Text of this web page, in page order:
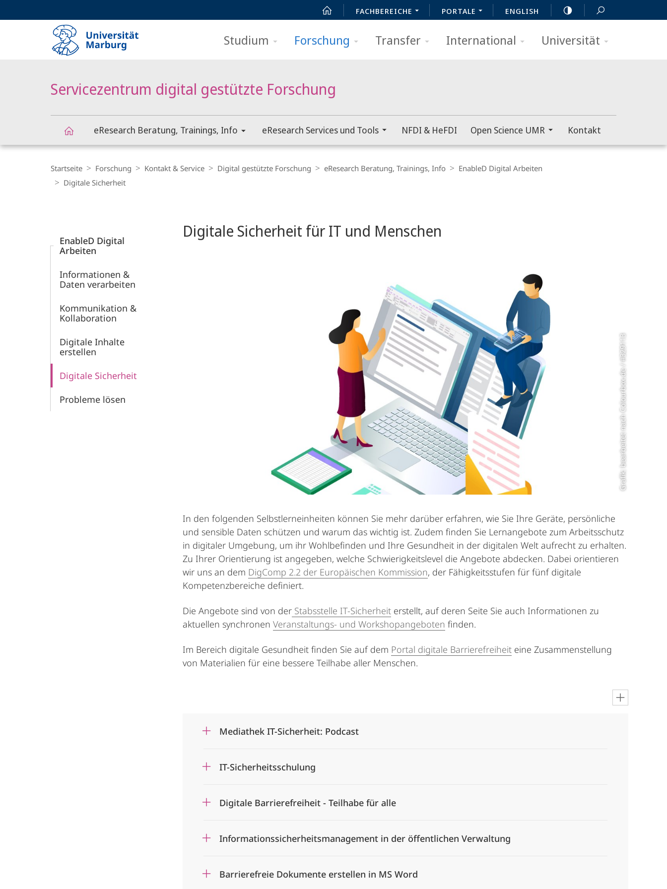
FACHBEREICHE PORTALE ENGLISH
Studium Forschung Transfer International Universität
Servicezentrum digital gestützte Forschung
digital
eResearch Beratung, Trainings, Info eResearch Services und Tools NFDI & HeFDI Open Science UMR Kontakt
Navigation
Startseite Forschung Kontakt & Service Digital gestützte Forschung eResearch Beratung, Trainings, Info
EnableD Digital Arbeiten
Digitale Sicherheit
EnableD Digital
Arbeiten
Informationen &
Daten verarbeiten
Kommunikation &
Kollaboration
Digitale Inhalte
erstellen
Digitale Sicherheit
Probleme lösen
Digitale Sicherheit für IT und Menschen
Grafik: bearbeitet nach Colourbox.de / #329113
In den folgenden Selbstlerneinheiten können Sie mehr darüber erfahren, wie Sie Ihre Geräte, persönliche
und sensible Daten schützen und warum das wichtig ist. Zudem finden Sie Lernangebote zum Arbeitsschutz
in digitaler Umgebung, um ihr Wohlbefinden und Ihre Gesundheit in der digitalen Welt aufrecht zu erhalten.
Zu Ihrer Orientierung ist angegeben, welche Schwierigkeitslevel die Angebote abdecken. Dabei orientieren
wir uns an dem DigComp 2.2 der Europäischen Kommission, der Fähigkeitsstufen für fünf digitale
Kompetenzbereiche definiert.
Die Angebote sind von der Stabsstelle IT-Sicherheit erstellt, auf deren Seite Sie auch Informationen zu
aktuellen synchronen Veranstaltungs- und Workshopangeboten finden.
Im Bereich digitale Gesundheit finden Sie auf dem Portal digitale Barrierefreiheit eine Zusammenstellung
von Materialien für eine bessere Teilhabe aller Menschen.
Mediathek IT-Sicherheit: Podcast
IT-Sicherheitsschulung
Digitale Barrierefreiheit - Teilhabe für alle
Informationssicherheitsmanagement in der öffentlichen Verwaltung
Barrierefreie Dokumente erstellen in MS Word